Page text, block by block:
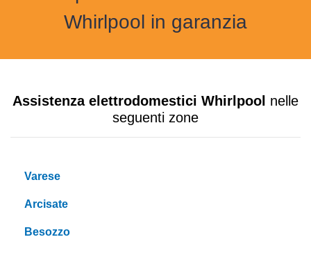
Whirlpool in garanzia
Assistenza elettrodomestici Whirlpool nelle
seguenti zone
Varese
Arcisate
Besozzo